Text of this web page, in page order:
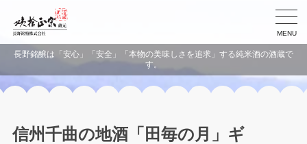
MENU
長野銘醸は「安心」「安全」「本物の美味しさを追求」する純米酒の酒蔵で
す。
信州千曲の地酒「田毎の月」ギ